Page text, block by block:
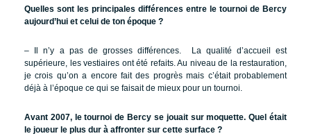
Quelles sont les principales différences entre le tournoi de Bercy
aujourd’hui et celui de ton époque ?
– Il n’y a pas de grosses différences. La qualité d’accueil est
supérieure, les vestiaires ont été refaits. Au niveau de la restauration,
je crois qu’on a encore fait des progrès mais c’était probablement
déjà à l’époque ce qui se faisait de mieux pour un tournoi.
Avant 2007, le tournoi de Bercy se jouait sur moquette. Quel était
le joueur le plus dur à affronter sur cette surface ?